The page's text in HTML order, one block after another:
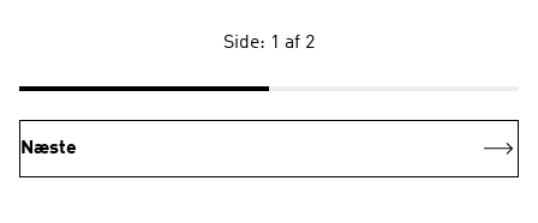
Side: 1 af 2
Næste